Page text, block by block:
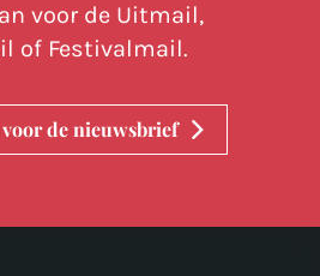
voor de Uitmail,
of Festivalmail.
de nieuwsbrief